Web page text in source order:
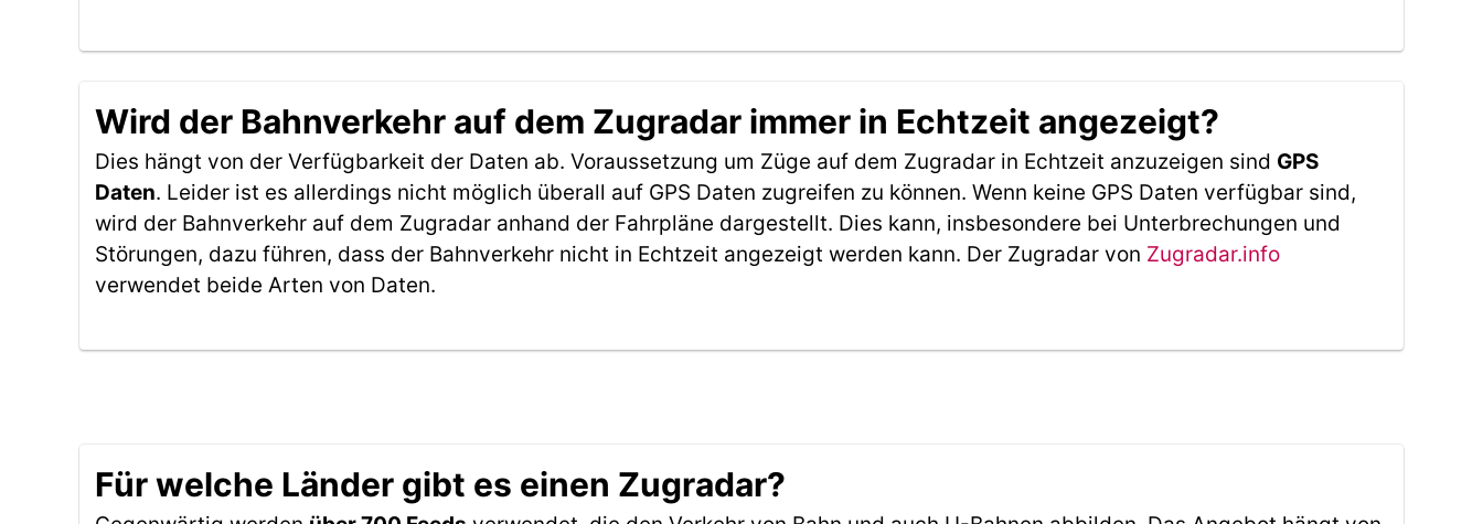
Wird der Bahnverkehr auf dem Zugradar immer in Echtzeit angezeigt?
Dies hängt von der Verfügbarkeit der Daten ab. Voraussetzung um Züge auf dem Zugradar in Echtzeit anzuzeigen sind GPS
Daten. Leider ist es allerdings nicht möglich überall auf GPS Daten zugreifen zu können. Wenn keine GPS Daten verfügbar sind,
wird der Bahnverkehr auf dem Zugradar anhand der Fahrpläne dargestellt. Dies kann, insbesondere bei Unterbrechungen und
Störungen, dazu führen, dass der Bahnverkehr nicht in Echtzeit angezeigt werden kann. Der Zugradar von Zugradar.info
verwendet beide Arten von Daten.
Für welche Länder gibt es einen Zugradar?